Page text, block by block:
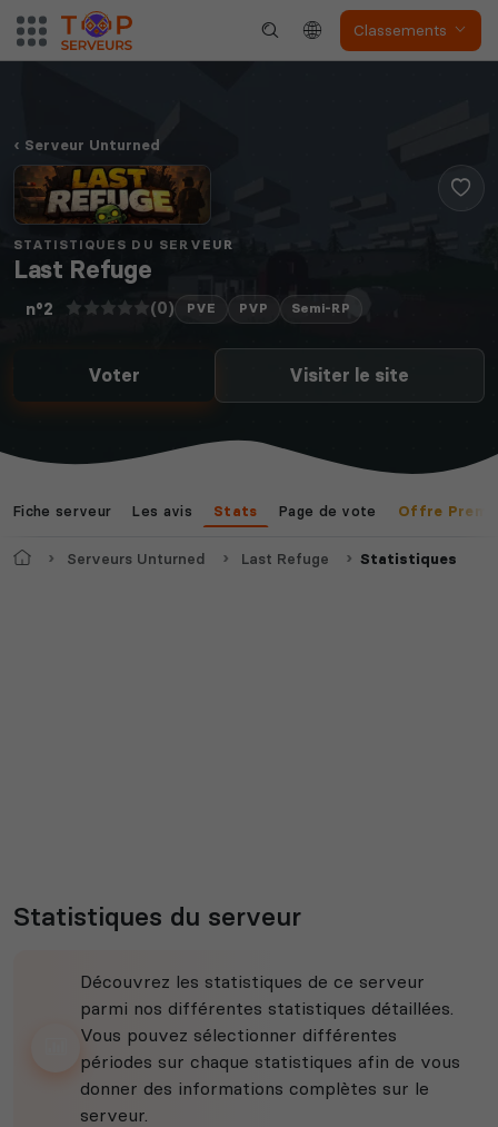
Classements
Serveur Unturned
STATISTIQUES DU SERVEUR
Last Refuge
n°2 (0) PVE PVP Semi-RP
Voter Visiter le site
Fiche serveur Les avis Stats Page de vote Offre
AccueilServeurs Unturned Last Refuge Statistiques
Statistiques du serveur
Découvrez les statistiques de ce serveur
parmi nos différentes statistiques détaillées.
Vous pouvez sélectionner différentes
périodes sur chaque statistiques afin de vous
donner des informations complètes sur le
serveur.